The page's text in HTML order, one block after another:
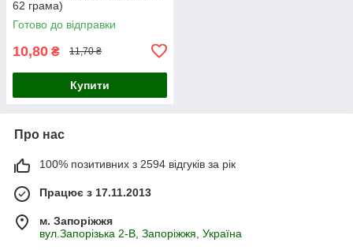
62 грама)
Готово до відправки
10,80 ₴ 11,70 ₴
Купити
Про нас
100% позитивних з 2594 відгуків за рік
Працює з 17.11.2013
м. Запоріжжя
вул.Запорізька 2-В, Запоріжжя, Україна